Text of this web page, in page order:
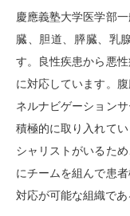
慶應義塾大学医学部
臓、胆道、膵臓、乳
す。良性疾患から悪
に対応しています。
ネルナビゲーション
積極的に取り入れて
シャリストがいるた
にチームを組んで患
対応が可能な組織であ